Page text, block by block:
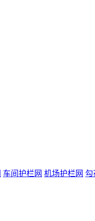
车间护栏网 机场护栏网 勾